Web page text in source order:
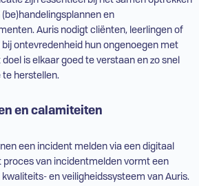
en
Auris nodigt cliënten, leerlingen of
bij ontevredenheid hun ongenoegen met
is elkaar goed te verstaan en zo snel
te herstellen.
en calamiteiten
een incident melden via een digitaal
proces van incidentmelden vormt een
en veiligheidssysteem van Auris.